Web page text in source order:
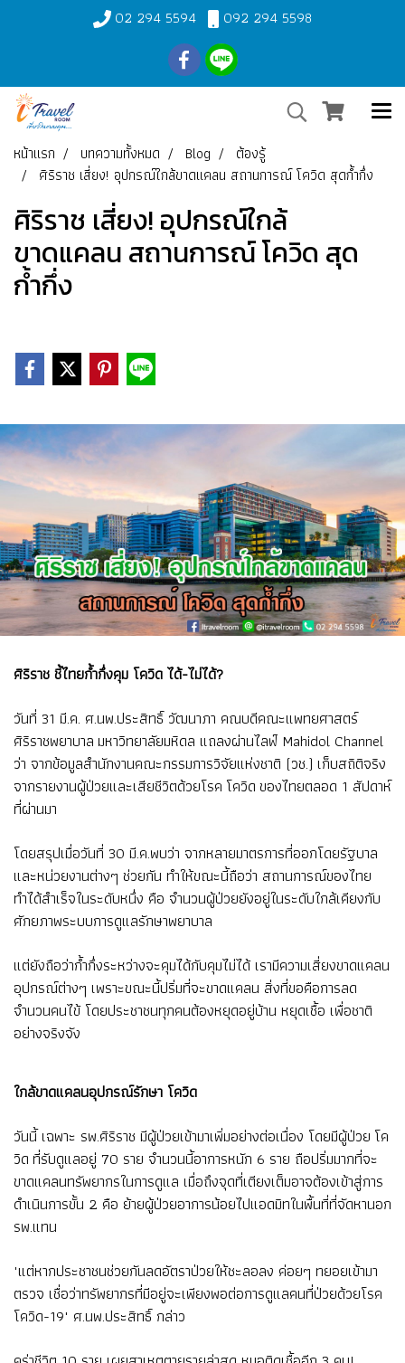
02 294 5594 092 294 5598
หน้าแรก บทความทั้งหมด Blog
ต้องรู้
ศิริราช เสี่ยง! อุปกรณ์ใกล้ขาดแคลน สถานการณ์ โควิด สุดก้ำกึ่ง
ศิริราช เสี่ยง! อุปกรณ์ใกล้
ขาดแคลน สถานการณ์ โควิด สุด
ก้ำกึ่ง
ศิริราช ชี้ไทยก้ำกึ่งคุม โควิด ได้-ไม่ได้?
วันที่ 31 มี.ค. ศ.นพ.ประสิทธิ์ วัฒนาภา คณบดีคณะแพทยศาสตร์
ศิริราชพยาบาล มหาวิทยาลัยมหิดล แถลงผ่านไลฟ์ Mahidol Channel
ว่า จากข้อมูลสำนักงานคณะกรรมการวิจัยแห่งชาติ (วช.) เก็บสถิติจริง
จากรายงานผู้ป่วยและเสียชีวิตด้วยโรค โควิด ของไทยตลอด 1 สัปดาห์
ที่ผ่านมา
โดยสรุปเมื่อวันที่ 30 มี.ค.พบว่า จากหลายมาตรการที่ออกโดยรัฐบาล
และหน่วยงานต่างๆ ช่วยกัน ทำให้ขณะนี้ถือว่า สถานการณ์ของไทย
ทำได้สำเร็จในระดับหนึ่ง คือ จำนวนผู้ป่วยยังอยู่ในระดับใกล้เคียงกับ
ศักยภาพระบบการดูแลรักษาพยาบาล
แต่ยังถือว่าก้ำกึ่งระหว่างจะคุมได้กับคุมไม่ได้ เรามีความเสี่ยงขาดแคลน
อุปกรณ์ต่างๆ เพราะขณะนี้ปริ่มที่จะขาดแคลน สิ่งที่ขอคือการลด
จำนวนคนไข้ โดยประชาชนทุกคนต้องหยุดอยู่บ้าน หยุดเชื้อ เพื่อชาติ
อย่างจริงจัง
ใกล้ขาดแคลนอุปกรณ์รักษา โควิด
วันนี้ เฉพาะ รพ.ศิริราช มีผู้ป่วยเข้ามาเพิ่มอย่างต่อเนื่อง โดยมีผู้ป่วย โค
วิด ที่รับดูแลอยู่ 70 ราย จำนวนนี้อาการหนัก 6 ราย ถือปริ่มมากที่จะ
ขาดแคลนทรัพยากรในการดูแล เมื่อถึงจุดที่เตียงเต็มอาจต้องเข้าสู่การ
ดำเนินการขั้น 2 คือ ย้ายผู้ป่วยอาการน้อยไปแอดมิทในพื้นที่ที่จัดหานอก
รพ.แทน
"แต่หากประชาชนช่วยกันลดอัตราป่วยให้ชะลอลง ค่อยๆ ทยอยเข้ามา
ตรวจ เชื่อว่าทรัพยากรที่มีอยู่จะเพียงพอต่อการดูแลคนที่ป่วยด้วยโรค
โควิด-19" ศ.นพ.ประสิทธิ์ กล่าว